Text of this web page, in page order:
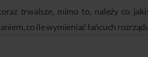
trwalsze, mimo to, należy co
co ile wymieniać łańcuch